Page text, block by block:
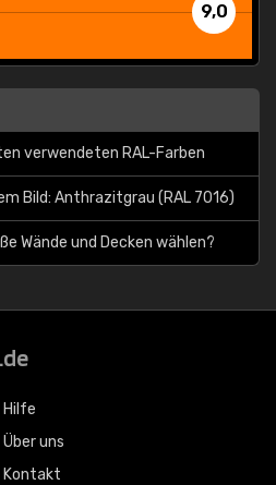
9,0
verwendeten RAL-Farben
Bild: Anthrazitgrau (RAL 7016)
Wände und Decken wählen?
Hilfe
Über uns
Kontakt